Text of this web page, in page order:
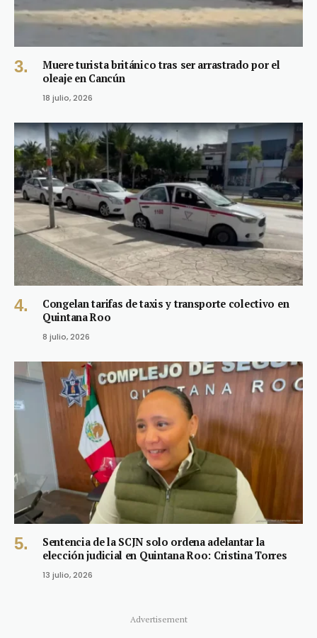
Muere turista británico tras ser arrastrado por el
oleaje en Cancún
18 julio, 2026
Congelan tarifas de taxis y transporte colectivo en
Quintana Roo
8 julio, 2026
Sentencia de la SCJN solo ordena adelantar la
elección judicial en Quintana Roo: Cristina Torres
13 julio, 2026
Advertisement